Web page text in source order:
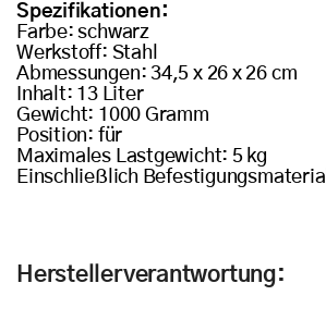
Spezifikationen:
Farbe: schwarz
Werkstoff: Stahl
Abmessungen: 34,5 x 26 x 26 cm
Inhalt: 13 Liter
Gewicht: 1000 Gramm
Position: für
Maximales Lastgewicht: 5 kg
Einschließlich Befestigungsmaterial
Herstellerverantwortung: